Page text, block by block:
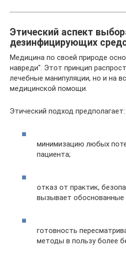
Этический аспект
дезинфицирующих
Медицина по своей природе
навреди". Этот принцип
лечебные манипуляции, но и на
медицинской помощи.
Этический подход предполагает:
минимизацию любых
пациента;
отказ от практик,
вызывает обоснованные
готовность
методы в пользу более